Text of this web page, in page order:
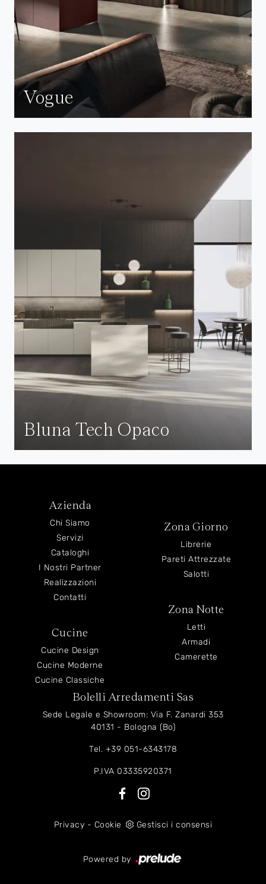
Vogue
Bluna Tech Opaco
Azienda
Chi Siamo
Servizi
Cataloghi
I Nostri Partner
Realizzazioni
Contatti
Cucine
Cucine Design
Cucine Moderne
Cucine Classiche
Zona Giorno
Librerie
Pareti Attrezzate
Salotti
Zona Notte
Letti
Armadi
Camerette
Bolelli Arredamenti Sas
Sede Legale e Showroom: Via F. Zanardi 353
40131 - Bologna (Bo)
Tel. +39 051-6343178
P.IVA 03335920371
Privacy - Cookie Gestisci i consensi
Powered by